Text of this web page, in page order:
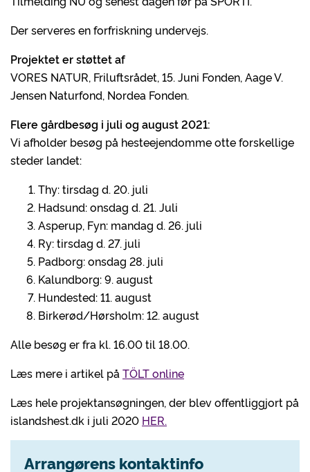
Der serveres en forfriskning undervejs.
Projektet er støttet af
VORES NATUR, Friluftsrådet, 15. Juni Fonden, Aage V.
Jensen Naturfond, Nordea Fonden.
Flere gårdbesøg i juli og august 2021:
Vi afholder besøg på hesteejendomme otte forskellige
steder landet:
Thy: tirsdag d. 20. juli
Hadsund: onsdag d. 21. Juli
Asperup, Fyn: mandag d. 26. juli
Ry: tirsdag d. 27. juli
Padborg: onsdag 28. juli
Kalundborg: 9. august
Hundested: 11. august
Birkerød/Hørsholm: 12. august
Alle besøg er fra kl. 16.00 til 18.00.
Læs mere i artikel på TÖLT online
Læs hele projektansøgningen, der blev offentliggjort på
islandshest.dk i juli 2020 HER.
Arrangørens kontaktinfo